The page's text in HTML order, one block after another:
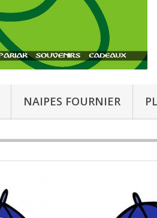
NAIPES FOURNIER